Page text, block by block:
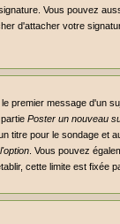
Vous pouvez
d'attacher votre
premier message d'un
Poster un nouveau
pour le sondage et
. Vous pouvez
cette limite est fixée